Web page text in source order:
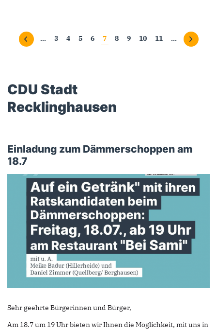
Seiten
… 3 4 5 6 7 8 9 10 11 …
CDU Stadt
Recklinghausen
Einladung zum Dämmerschoppen am
18.7
Sehr geehrte Bürgerinnen und Bürger,
Am 18.7 um 19 Uhr bieten wir Ihnen die Möglichkeit, mit uns in